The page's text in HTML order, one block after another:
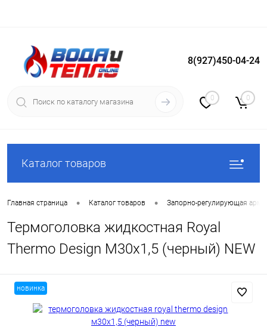
Вход Регистрация
8(927)450-04-24
0 0
Каталог товаров
Главная страница • Каталог товаров • Запорно-регулирующая
Термоголовка жидкостная Royal
Thermo Design М30х1,5 (черный) NEW
новинка